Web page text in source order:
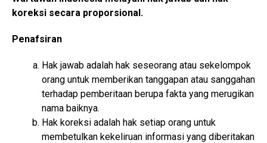
koreksi secara proporsional.
Penafsiran
Hak jawab adalah hak seseorang atau sekelompok
orang untuk memberikan tanggapan atau sanggahan
terhadap pemberitaan berupa fakta yang merugikan
nama baiknya.
Hak koreksi adalah hak setiap orang untuk
membetulkan kekeliruan informasi yang diberitakan